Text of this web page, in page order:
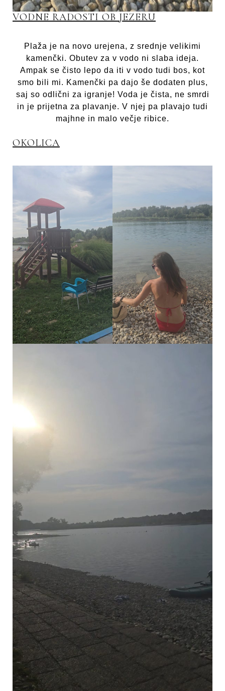
VODNE RADOSTI OB JEZERU
Plaža je na novo urejena, z srednje velikimi
kamenčki. Obutev za v vodo ni slaba ideja.
Ampak se čisto lepo da iti v vodo tudi bos, kot
smo bili mi. Kamenčki pa dajo še dodaten plus,
saj so odlični za igranje! Voda je čista, ne smrdi
in je prijetna za plavanje. V njej pa plavajo tudi
majhne in malo večje ribice.
OKOLICA